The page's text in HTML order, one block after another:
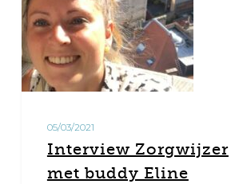
05/03/2021
Interview Zorgwijzer
met buddy Eline